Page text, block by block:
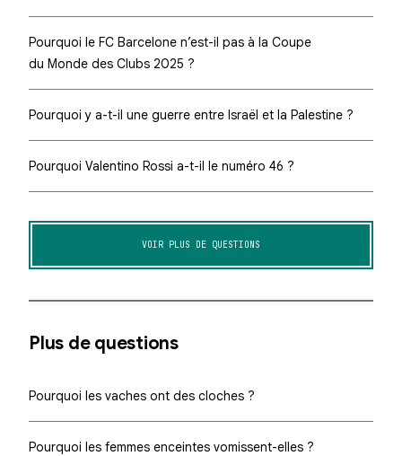
Pourquoi le FC Barcelone n’est-il pas à la Coupe
du Monde des Clubs 2025 ?
Pourquoi y a-t-il une guerre entre Israël et la Palestine ?
Pourquoi Valentino Rossi a-t-il le numéro 46 ?
VOIR PLUS DE QUESTIONS
Plus de questions
Pourquoi les vaches ont des cloches ?
Pourquoi les femmes enceintes vomissent-elles ?